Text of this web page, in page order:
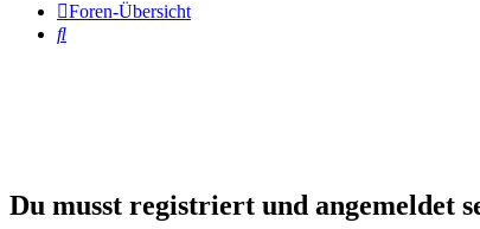
Foren-Übersicht
Suche
Du musst registriert und angemeldet